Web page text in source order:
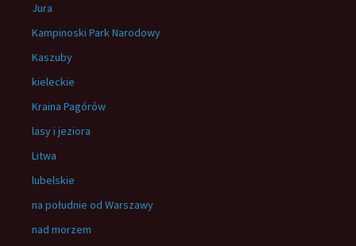
Jura
Kampinoski Park Narodowy
Kaszuby
kieleckie
Kraina Pagórów
lasy i jeziora
Litwa
lubelskie
na południe od Warszawy
nad morzem